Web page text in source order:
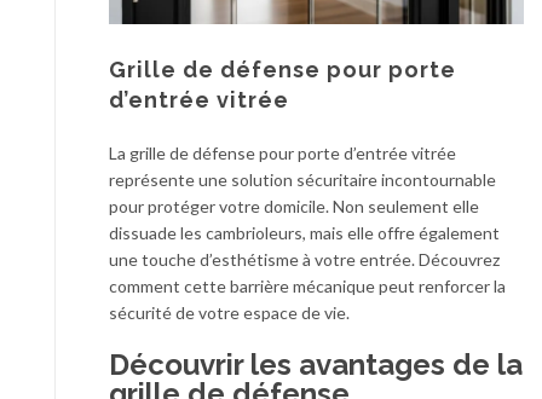
Grille de défense pour porte
d’entrée vitrée
La grille de défense pour porte d’entrée vitrée
représente une solution sécuritaire incontournable
pour protéger votre domicile. Non seulement elle
dissuade les cambrioleurs, mais elle offre également
une touche d’esthétisme à votre entrée. Découvrez
comment cette barrière mécanique peut renforcer la
sécurité de votre espace de vie.
Découvrir les avantages de la